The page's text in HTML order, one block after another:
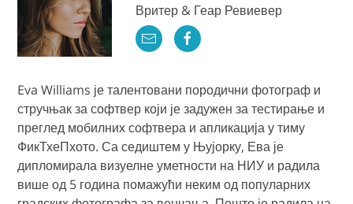
Вритер & Геар Ревиевер
Eva Williams је талентовани породични фотограф и
стручњак за софтвер који је задужен за тестирање и
преглед мобилних софтвера и апликација у тиму
ФикТхеПхото. Са седиштем у Њујорку, Ева је
дипломирала визуелне уметности на НИУ и радила
више од 5 година помажући неким од популарних